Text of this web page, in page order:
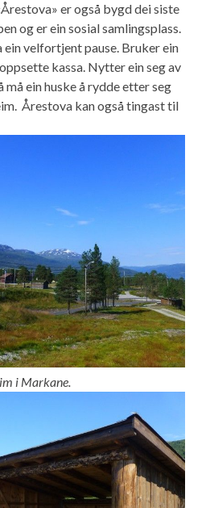
er også bygd dei siste
og er ein sosial samlingsplass.
ein velfortjent pause. Bruker ein
kassa. Nytter ein seg av
må ein huske å rydde etter seg
Årestova kan også tingast til
i Markane.